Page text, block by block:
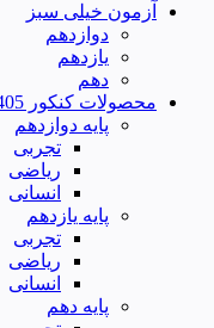
آزمون خیلی سبز
دوازدهم
یازدهم
دهم
محصولات کنکور 1405
پایه دوازدهم
تجربی
ریاضی
انسانی
پایه یازدهم
تجربی
ریاضی
انسانی
پایه دهم